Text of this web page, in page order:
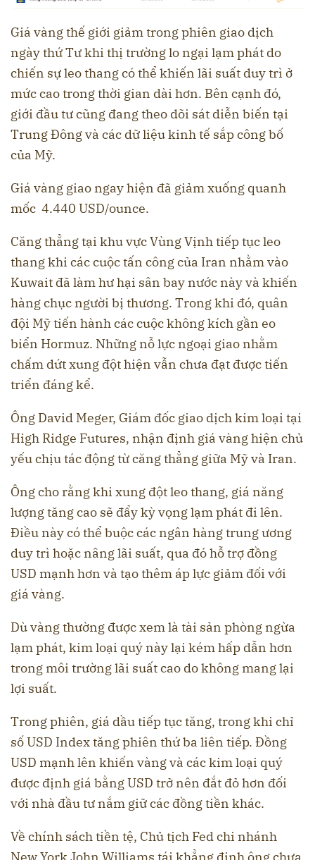
Giá vàng thế giới giảm trong phiên giao dịch
ngày thứ Tư khi thị trường lo ngại lạm phát do
chiến sự leo thang có thể khiến lãi suất duy trì ở
mức cao trong thời gian dài hơn. Bên cạnh đó,
giới đầu tư cũng đang theo dõi sát diễn biến tại
Trung Đông và các dữ liệu kinh tế sắp công bố
của Mỹ.
Giá vàng giao ngay hiện đã giảm xuống quanh
mốc 4.440 USD/ounce.
Căng thẳng tại khu vực Vùng Vịnh tiếp tục leo
thang khi các cuộc tấn công của Iran nhằm vào
Kuwait đã làm hư hại sân bay nước này và khiến
hàng chục người bị thương. Trong khi đó, quân
đội Mỹ tiến hành các cuộc không kích gần eo
biển Hormuz. Những nỗ lực ngoại giao nhằm
chấm dứt xung đột hiện vẫn chưa đạt được tiến
triển đáng kể.
Ông David Meger, Giám đốc giao dịch kim loại tại
High Ridge Futures, nhận định giá vàng hiện chủ
yếu chịu tác động từ căng thẳng giữa Mỹ và Iran.
Ông cho rằng khi xung đột leo thang, giá năng
lượng tăng cao sẽ đẩy kỳ vọng lạm phát đi lên.
Điều này có thể buộc các ngân hàng trung ương
duy trì hoặc nâng lãi suất, qua đó hỗ trợ đồng
USD mạnh hơn và tạo thêm áp lực giảm đối với
giá vàng.
Dù vàng thường được xem là tài sản phòng ngừa
lạm phát, kim loại quý này lại kém hấp dẫn hơn
trong môi trường lãi suất cao do không mang lại
lợi suất.
Trong phiên, giá dầu tiếp tục tăng, trong khi chỉ
số USD Index tăng phiên thứ ba liên tiếp. Đồng
USD mạnh lên khiến vàng và các kim loại quý
được định giá bằng USD trở nên đắt đỏ hơn đối
với nhà đầu tư nắm giữ các đồng tiền khác.
Về chính sách tiền tệ, Chủ tịch Fed chi nhánh
New York John Williams tái khẳng định ông chưa